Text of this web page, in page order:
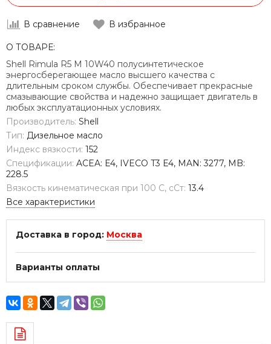
В сравнение В избранное
О ТОВАРЕ:
Shell Rimula R5 M 10W40 полусинтетическое
энергосберегающее масло высшего качества с
длительным сроком службы. Обеспечивает прекрасные
смазывающие свойства и надежно защищает двигатель в
любых эксплуатационных условиях.
Производитель: Shell
Тип: Дизельное масло
Индекс вязкости: 152
Спецификации: ACEA: E4, IVECO T3 E4, MAN: 3277, MB:
228.5
Вязкость кинематическая при 100 С, сСт: 13.4
Все характеристики
Доставка в город: Москва
Варианты оплаты